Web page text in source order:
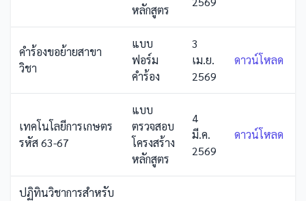
หลักสูตร
คำร้องขอย้ายสาขา
วิชา
แบบ
ฟอร์ม
คำร้อง
3
เม.ย.
2569
ดาวน์โหลด
เทคโนโลยีการเกษตร
รหัส 63-67
แบบ
ตรวจสอบ
โครงสร้าง
หลักสูตร
4
มี.ค.
2569
ดาวน์โหลด
ปฏิทินวิชาการสำหรับ